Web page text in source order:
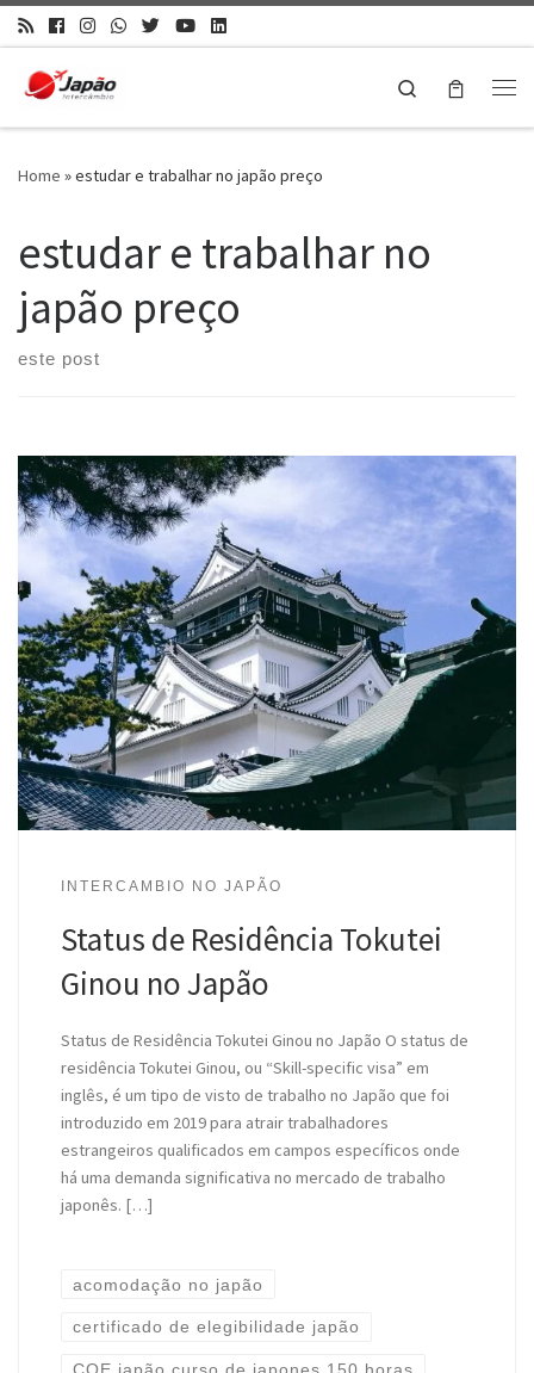
Search
Home »estudar e trabalhar no japão preço
estudar e trabalhar no
japão preço
este post
INTERCAMBIO NO JAPÃO
Status de Residência Tokutei
Ginou no Japão
Status de Residência Tokutei Ginou no Japão O status de
residência Tokutei Ginou, ou “Skill-specific visa” em
inglês, é um tipo de visto de trabalho no Japão que foi
introduzido em 2019 para atrair trabalhadores
estrangeiros qualificados em campos específicos onde
há uma demanda significativa no mercado de trabalho
japonês. […]
acomodação no japão
certificado de elegibilidade japão
COE japão curso de japones 150 horas